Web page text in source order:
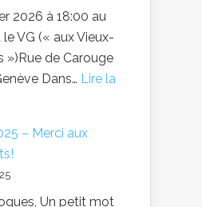
2026 à 18:00 au
VG (« aux Vieux-
»)Rue de Carouge
Dans… Lire la
– Merci aux
Un petit mot